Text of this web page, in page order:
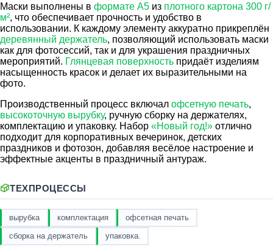
Маски выполнены в формате А5 из плотного картона 300 г/
м², что обеспечивает прочность и удобство в
использовании. К каждому элементу аккуратно прикреплён
деревянный держатель, позволяющий использовать маски
как для фотосессий, так и для украшения праздничных
мероприятий. Глянцевая поверхность придаёт изделиям
насыщенность красок и делает их выразительными на
фото.
Производственный процесс включал офсетную печать,
высокоточную вырубку, ручную сборку на держателях,
комплектацию и упаковку. Набор «Новый год!» отлично
подходит для корпоративных вечеринок, детских
праздников и фотозон, добавляя весёлое настроение и
эффектные акценты в праздничный антураж.
ТЕХПРОЦЕССЫ
вырубка комплектация
офсетная печать
сборка на держатель
упаковка.